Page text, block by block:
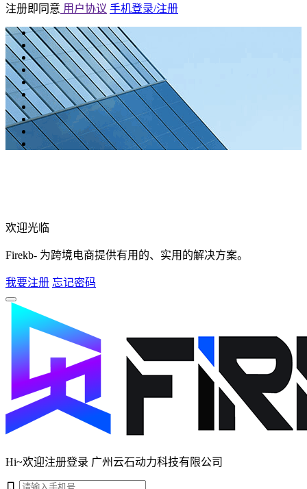
注册即同意 用户协议 手机登录/注册
欢迎光临
Firekb- 为跨境电商提供有用的、实用的解决方案。
我要注册 忘记密码
Hi~欢迎注册登录 广州云石动力科技有限公司